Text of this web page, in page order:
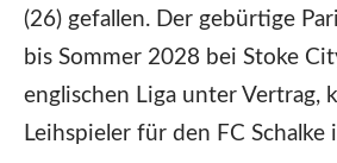
(26) gefallen. Der gebürtige
bis Sommer 2028 bei Stoke
englischen Liga unter Vertrag,
Leihspieler für den FC Schalke